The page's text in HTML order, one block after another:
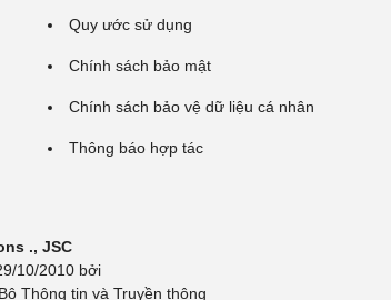
Quy ước sử dụng
Chính sách bảo mật
Chính sách bảo vệ dữ liệu cá nhân
Thông báo hợp tác
., JSC
10/2010 bởi
Thông tin và Truyền thông